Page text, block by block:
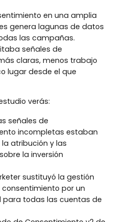
en una amplia
genera lagunas de datos
las campañas.
señales de
claras, menos trabajo
lugar desde el que
verás:
señales de
incompletas estaban
atribución y las
la inversión
sustituyó la gestión
por un
para todas las cuentas de